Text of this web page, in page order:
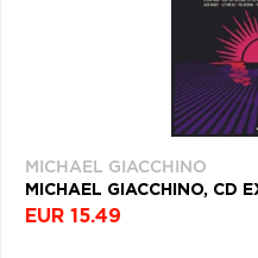
MICHAEL GIACCHINO
EUR 15.49